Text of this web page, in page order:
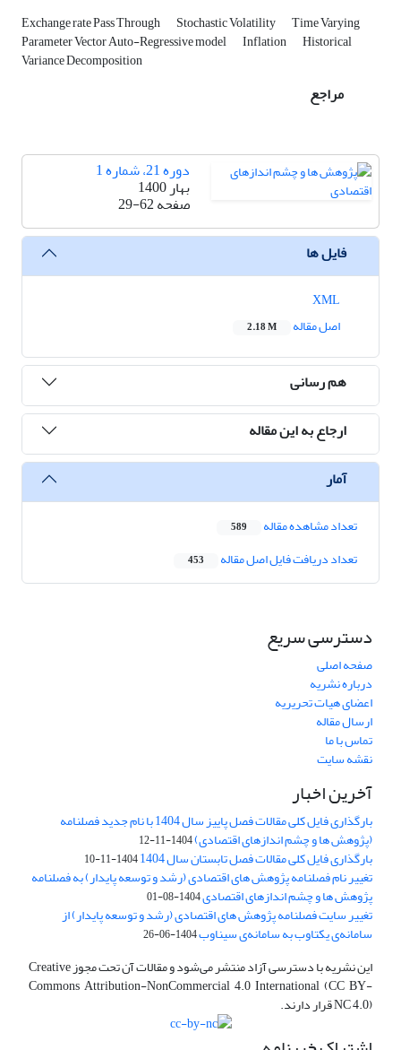
Exchange rate Pass Through Stochastic Volatility Time Varying
Parameter Vector Auto-Regressive model Inflation Historical
Variance Decomposition
مراجع
دوره 21، شماره 1
بهار 1400
صفحه29-62
فایل ها
اصل مقاله
2.18 M
هم رسانی
ارجاع به این مقاله
آمار
تعداد مشاهده مقاله 589
تعداد دریافت فایل اصل مقاله 453
دسترسی سریع
صفحه اصلی
درباره نشریه
اعضای هیات تحریریه
ارسال مقاله
تماس با ما
نقشه سایت
آخرین اخبار
بارگذاری فایل کلی مقالات فصل پاییز سال 1404 با نام جدید فصلنامه
(پژوهش ها و چشم اندازهای اقتصادی)1404-11-12
بارگذاری فایل کلی مقالات فصل تابستان سال 1404 1404-11-10
تغییر نام فصلنامه پژوهش های اقتصادی (رشد و توسعه پایدار) به فصلنامه
پژوهش ها و چشم اندازهای اقتصادی1404-08-01
تغییر سایت فصلنامه پژوهش های اقتصادی (رشد و توسعه پایدار) از
سامانه‌ی یکتاوب به سامانه‌ی سیناوب1404-06-26
این نشریه با دسترسی آزاد منتشر می‌شود و مقالات آن تحت مجوز Creative
Commons Attribution-NonCommercial 4.0 International (CC BY-
NC 4.0) قرار دارند.